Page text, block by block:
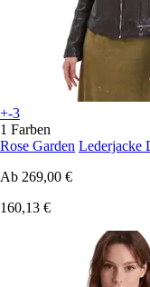
+-3
1 Farben
Rose Garden Lederjacke
Ab 269,00 €
160,13 €